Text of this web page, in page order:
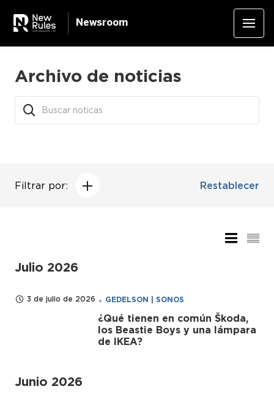
Newsroom
Archivo de noticias
Filtrar por: Restablecer
Julio 2026
3 de julio de 2026 GEDELSON | SONOS
¿Qué tienen en común Škoda,
los Beastie Boys y una lámpara
de IKEA?
Junio 2026